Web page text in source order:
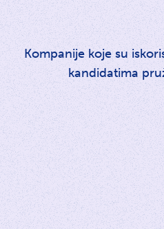
Kompanije koje su
kandidatima